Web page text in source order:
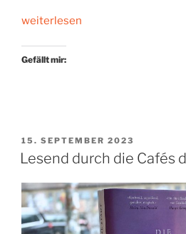
„Das
weiterlesen
Gefällt mir:
VERÖFFENTLICHT
AM
15. SEPTEMBER 2023
Lesend durch die Cafés